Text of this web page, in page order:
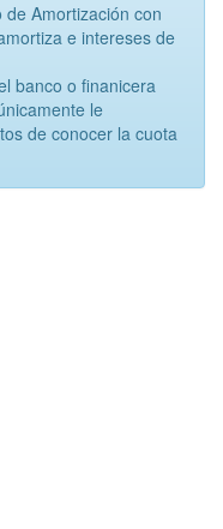
Amortización con
e intereses de
banco o finanicera
le
de conocer la cuota